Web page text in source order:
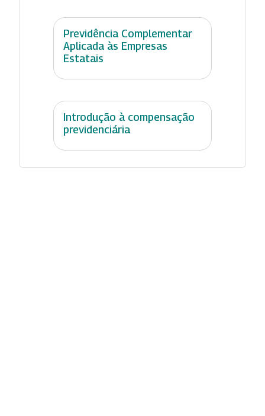
Previdência Complementar
Aplicada às Empresas
Estatais
Introdução à compensação
previdenciária